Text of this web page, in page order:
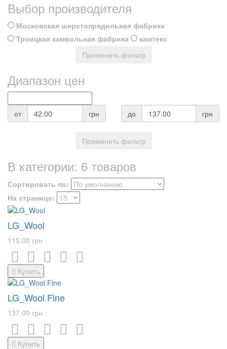
Выбор производителя
Московская шерстопрядильная фабрика
Троицкая камвольная фабрика
камтекс
Применить фильтр
Диапазон цен
от грн до грн
Применить фильтр
В категории: 6 товаров
Сортировать по:
На странице:
LG_Wool
115.00 грн
Купить
LG_Wool Fine
137.00 грн
Купить